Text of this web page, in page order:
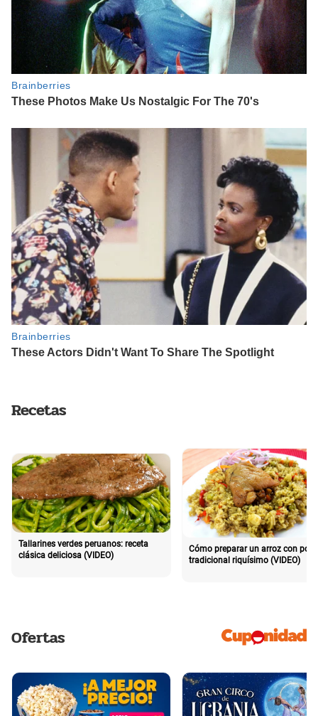
Recetas
Tallarines verdes peruanos: receta
clásica deliciosa (VIDEO)
Cómo preparar un arroz con pollo
tradicional riquísimo (VIDEO)
Ofertas